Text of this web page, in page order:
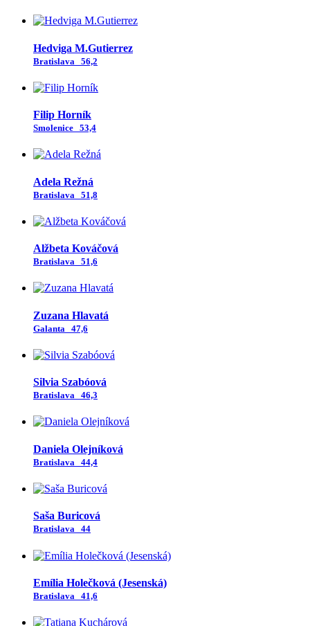
Hedviga M.Gutierrez
Bratislava 56,2
Filip Horník
Smolenice 53,4
Adela Režná
Bratislava 51,8
Alžbeta Kováčová
Bratislava 51,6
Zuzana Hlavatá
Galanta 47,6
Silvia Szabóová
Bratislava 46,3
Daniela Olejníková
Bratislava 44,4
Saša Buricová
Bratislava 44
Emília Holečková (Jesenská)
Bratislava 41,6